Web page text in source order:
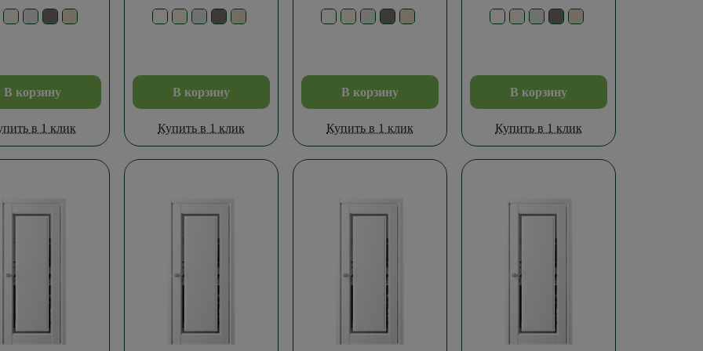
В корзину
в 1 клик
В корзину
Купить в 1 клик
В корзину
Купить в 1 клик
В корзину
Купить в 1 клик